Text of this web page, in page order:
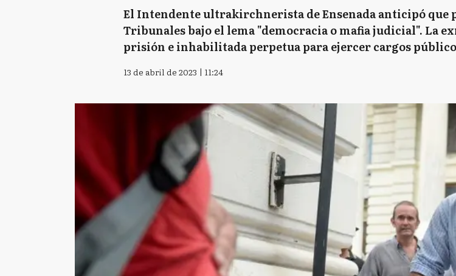
El Intendente ultrakirchnerista de Ensenada anticipó que
Tribunales bajo el lema "democracia o mafia judicial". La
prisión e inhabilitada perpetua para ejercer cargos
13 de abril de 2023 | 11:24